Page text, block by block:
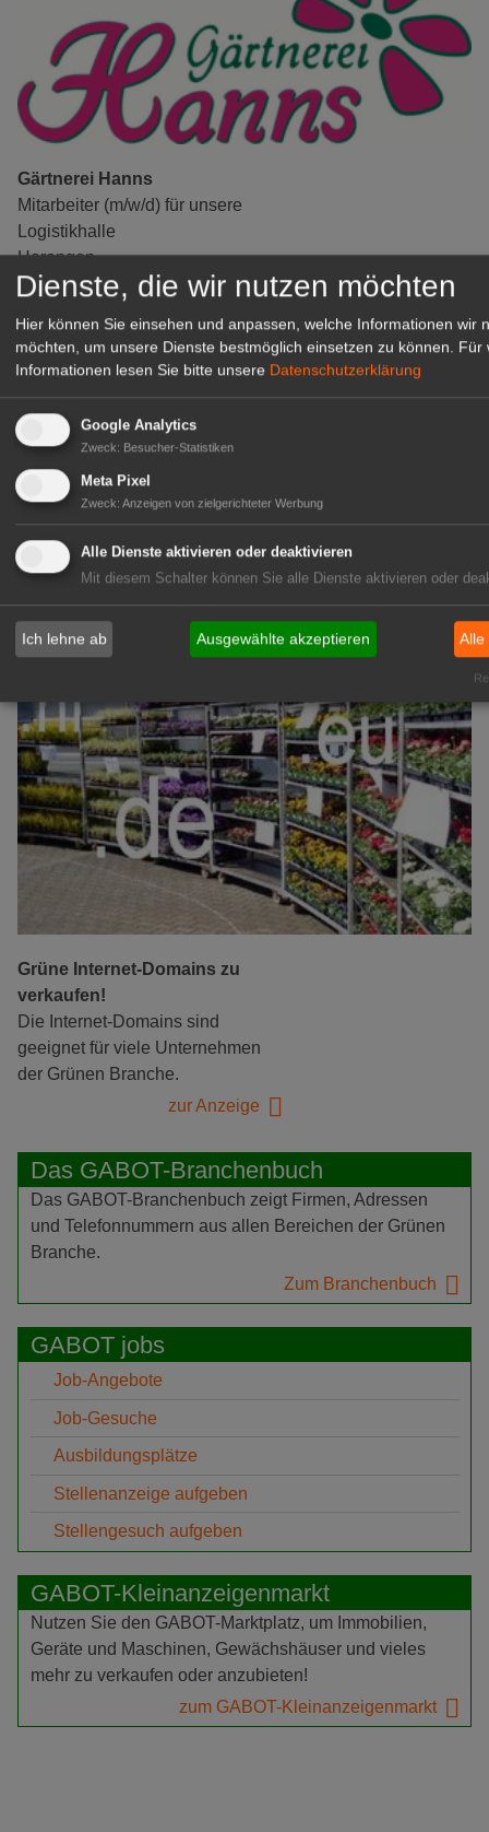
Gärtnerei Hanns
Mitarbeiter (m/w/d) für unsere
Logistikhalle
Herongen
zur Stellenanzeige
GABOT Immobilienangebote
1A-Lage, ihre Chance in der
grünen Branche
Repräsentative Immobilie für
IHREN Betrieb!
GABOT Marktplatz
Grüne Internet-Domains zu
verkaufen!
Die Internet-Domains sind
geeignet für viele Unternehmen
der Grünen Branche.
zur Anzeige
Das GABOT-Branchenbuch
Das GABOT-Branchenbuch zeigt Firmen, Adressen
und Telefonnummern aus allen Bereichen der Grünen
Branche.
Zum Branchenbuch
GABOT jobs
Job-Angebote
Job-Gesuche
Ausbildungsplätze
Stellenanzeige aufgeben
Stellengesuch aufgeben
GABOT-Kleinanzeigenmarkt
Nutzen Sie den GABOT-Marktplatz, um Immobilien,
Geräte und Maschinen, Gewächshäuser und vieles
mehr zu verkaufen oder anzubieten!
zum GABOT-Kleinanzeigenmarkt
Dienste, die wir nutzen möchten
Hier können Sie einsehen und anpassen, welche Informationen wir
möchten, um unsere Dienste bestmöglich einsetzen zu können.
Für
Informationen lesen Sie bitte unsere Datenschutzerklärung
Google Analytics
Zweck: Besucher-Statistiken
Meta Pixel
Zweck: Anzeigen von zielgerichteter Werbung
Alle Dienste aktivieren oder deaktivieren
Mit diesem Schalter können Sie alle Dienste aktivieren oder
Ich lehne ab Ausgewählte akzeptieren Alle